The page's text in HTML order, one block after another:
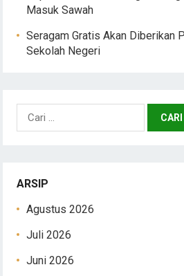
Masuk Sawah
Seragam Gratis Akan Diberikan
Sekolah Negeri
Cari
untuk:
ARSIP
Agustus 2026
Juli 2026
Juni 2026